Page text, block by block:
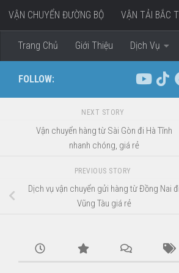
Skip to content
VẬN CHUYỂN ĐƯỜNG BỘ VẬN TẢI BẮC
VẬN CHUYỂN HÀNG ĐI MIỀN TÂY
Trang Chủ Giới Thiệu Dịch Vụ
FOLLOW:
NEXT STORY
Vận chuyển hàng từ Sài Gòn đi Hà Tĩnh
nhanh chóng, giá rẻ
PREVIOUS STORY
Dịch vụ vận chuyển gửi hàng từ Đồng Nai đi
Vũng Tàu giá rẻ